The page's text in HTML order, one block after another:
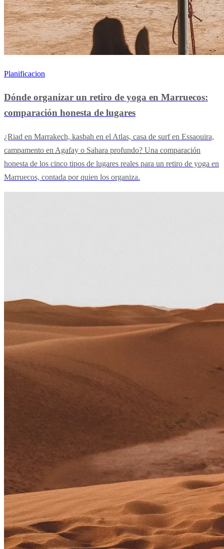
Planificacion
Dónde organizar un retiro de yoga en Marruecos:
comparación honesta de lugares
¿Riad en Marrakech, kasbah en el Atlas, casa de surf en Essaouira,
campamento en Agafay o Sahara profundo? Una comparación
honesta de los cinco tipos de lugares reales para un retiro de yoga en
Marruecos, contada por quien los organiza.